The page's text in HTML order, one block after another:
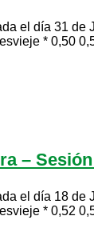
día 31 de
* 0,50
– Sesión
día 18 de
* 0,52